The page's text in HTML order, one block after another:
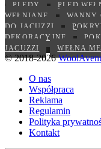
PLEDY
PLED
WEŁNIANE
WANNY
DO JACUZZI
DEKORACYJNE
JACUZZI
WEŁNA
© 2018-2026
O nas
Współpraca
Reklama
Regulamin
Polityka
Kontakt